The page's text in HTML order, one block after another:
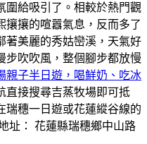
圍給吸引了。相較於熱門觀
攘攘的喧囂氣息，反而多了
著美麗的秀姑巒溪，天氣好
步吹吹風，整個腳步都放慢
親子半日遊，喝鮮奶、吃冰
直接搜尋吉蒸牧場即可抵
瑞穗一日遊或花蓮縱谷線的
址： 花蓮縣瑞穗鄉中山路